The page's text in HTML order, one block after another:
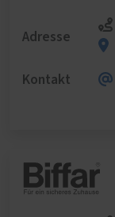
Adresse
Kontakt